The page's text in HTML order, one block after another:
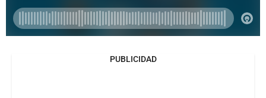
PUBLICIDAD